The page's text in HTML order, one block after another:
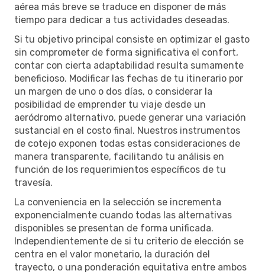
aérea más breve se traduce en disponer de más
tiempo para dedicar a tus actividades deseadas.
Si tu objetivo principal consiste en optimizar el gasto
sin comprometer de forma significativa el confort,
contar con cierta adaptabilidad resulta sumamente
beneficioso. Modificar las fechas de tu itinerario por
un margen de uno o dos días, o considerar la
posibilidad de emprender tu viaje desde un
aeródromo alternativo, puede generar una variación
sustancial en el costo final. Nuestros instrumentos
de cotejo exponen todas estas consideraciones de
manera transparente, facilitando tu análisis en
función de los requerimientos específicos de tu
travesía.
La conveniencia en la selección se incrementa
exponencialmente cuando todas las alternativas
disponibles se presentan de forma unificada.
Independientemente de si tu criterio de elección se
centra en el valor monetario, la duración del
trayecto, o una ponderación equitativa entre ambos